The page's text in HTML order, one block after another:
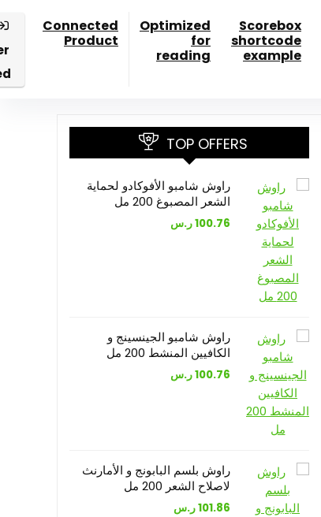
Scorebox
shortcode
example
Optimized
for
reading
Connected
Product
TOP OFFERS
راوش شامبو الأفوكادو لحماية
الشعر المصبوغ 200 مل
100.76ر.س
راوش شامبو الجينسينج و
الكافيين المنشط 200 مل
100.76ر.س
راوش بلسم البابونج و الأمارنث
لاصلاح الشعر 200 مل
101.86ر.س